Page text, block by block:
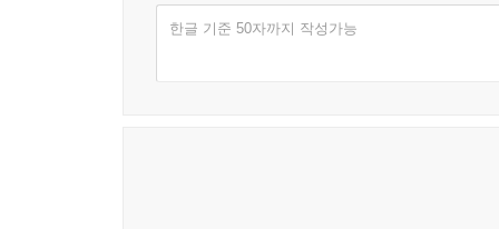
한글 기준 50자까지 작성가능